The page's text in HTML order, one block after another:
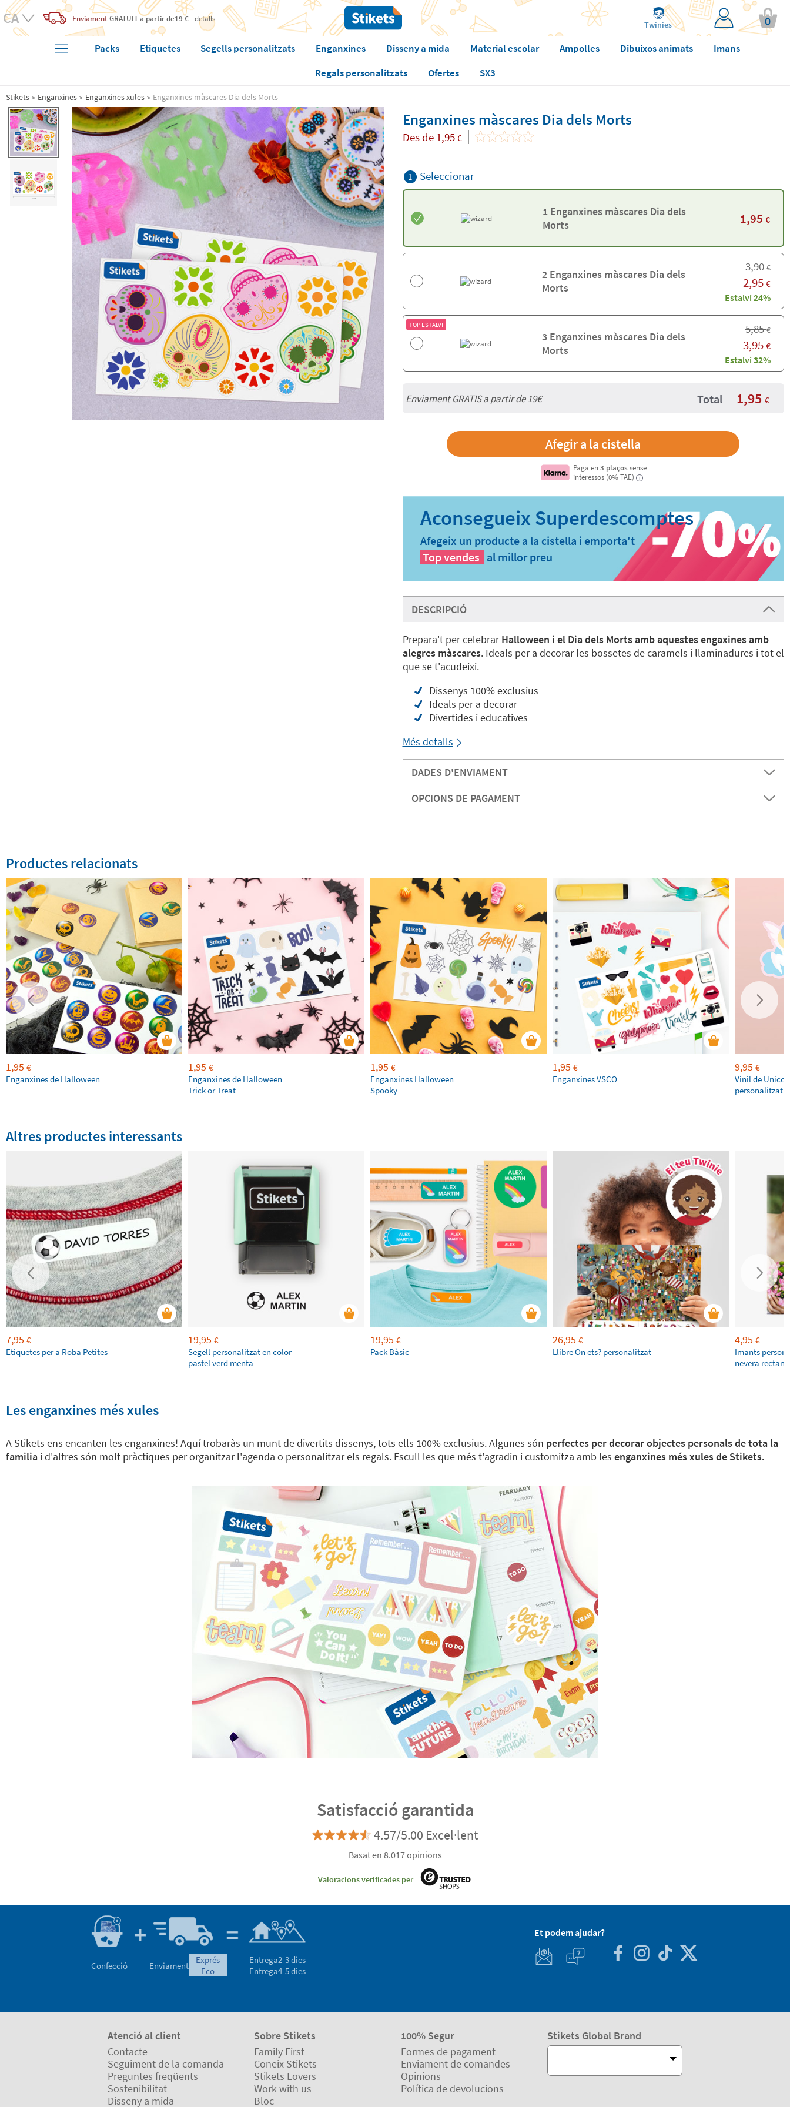
EnviamentGRATUITa partir de19 € detalls
Twinies 0
Packs Etiquetes Segells personalitzats Enganxines Disseny a mida Material escolar Ampolles Dibuixos animats
Imans
Regals personalitzats
Ofertes SX3
Stikets Enganxines Enganxines xules Enganxines màscares Dia dels Morts
Enganxines màscares Dia dels Morts
Des de 1,95 €
1 Seleccionar
1 Enganxines màscares Dia dels
Morts
1,95 €
2 Enganxines màscares Dia dels
Morts
3,90€
2,95 €
Estalvi 24%
TOP ESTALVI
3 Enganxines màscares Dia dels
Morts
5,85€
3,95 €
Estalvi 32%
Enviament GRATIS a partir de 19€ Total 1,95 €
Paga en 3 plaços sense
interessos (0% TAE)
i
Afegeix un producte a la cistella i emporta't
Top vendes al millor preu
DESCRIPCIÓ
Prepara't per celebrarHalloween i el Dia dels Morts amb aquestes engaxines amb
alegres màscares. Ideals per a decorar les bossetes de caramels i llaminadures i tot el
que se t'acudeixi.
Dissenys 100% exclusius
Ideals per a decorar
Divertides i educatives
Més detalls
DADES D'ENVIAMENT
OPCIONS DE PAGAMENT
Productes relacionats
1,95 €
Enganxines de Halloween
1,95 €
Enganxines de Halloween
Trick or Treat
1,95 €
Enganxines Halloween
Spooky
1,95 €
Enganxines VSCO
9,95 €
Vinil de
personalitzat
Altres productes interessants
7,95 €
Etiquetes per a Roba Petites
19,95 €
Segell personalitzat en color
pastel verd menta
19,95 €
Pack Bàsic
26,95 €
Llibre On ets? personalitzat
4,95 €
Imants
nevera
Les enganxines més xules
A Stikets ens encanten les enganxines! Aquí trobaràs un munt de divertits dissenys, tots ells 100% exclusius. Algunes són perfectes per decorar objectes personals de tota la
familia i d'altres són molt pràctiques per organitzar l'agenda o personalitzar els regals. Escull les que més t'agradin i customitza amb les enganxines més xules de Stikets.
Satisfacció garantida
4.57/5.00 Excel·lent
Basat en 8.017 opinions
Valoracions verificades per
Confecció Enviament
exprés
eco
Entrega2-3 dies
Entrega4-5 dies
Et podem ajudar?
Atenció al client
Contacte
Seguiment de la comanda
Preguntes freqüents
Sostenibilitat
Disseny a mida
Sobre Stikets
Family First
Coneix Stikets
Stikets Lovers
Work with us
Bloc
100% Segur
Formes de pagament
Enviament de comandes
Opinions
Política de devolucions
Stikets Global Brand